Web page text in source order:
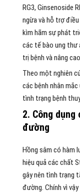
RG3, Ginsenoside
ngừa và hỗ trợ
kìm hãm sự phát
các tế bào ung thư
trị bệnh và nâng
Theo một nghiên
các bệnh nhân
tình trạng bệnh
2. Công
đường
Hồng sâm có hàm
hiệu quả các chất
gây nên tình trạng
đường. Chính vì